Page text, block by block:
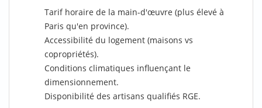
Tarif horaire de la main-d'œuvre (plus élevé à
Paris qu'en province).
Accessibilité du logement (maisons vs
copropriétés).
Conditions climatiques influençant le
dimensionnement.
Disponibilité des artisans qualifiés RGE.